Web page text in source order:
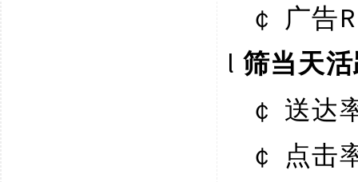
￠ 广告
l 筛当天
￠ 送达
￠ 点击